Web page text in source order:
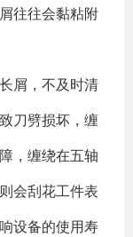
往往会黏粘附
屑，不及时清
刀劈损坏，缠
，缠绕在五轴
会刮花工件表
设备的使用寿